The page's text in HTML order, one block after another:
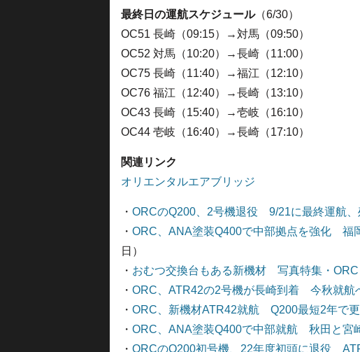
最終日の運航スケジュール（6/30）
OC51 長崎（09:15）→対馬（09:50）
OC52 対馬（10:20）→長崎（11:00）
OC75 長崎（11:40）→福江（12:10）
OC76 福江（12:40）→長崎（13:10）
OC43 長崎（15:40）→壱岐（16:10）
OC44 壱岐（16:40）→長崎（17:10）
関連リンク
オリエンタルエアブリッジ
・ ORCのQ200、2号機退役 9/21に最終運航、
・ ORC、ANA塗装Q400で中部拠点を強化 福
日）
・ おむつ交換台もある新機材 写真特集・ORC
・ ORC、ATR42の2号機が長崎到着 今秋就航
・ ORC、新機材ATR42就航 Q200最短2年で
・ ORC、ANA塗装Q400で中部就航 秋田と宮
・ ORCのQ200初号機、22年度初頭に退役